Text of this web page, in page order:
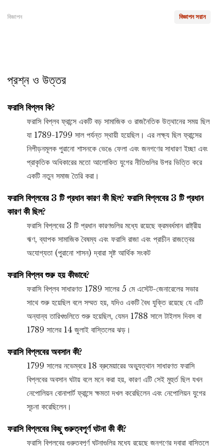
বিজ্ঞাপন সরান
বিজ্ঞাপন
প্রশ্ন ও উত্তর
ফরাসি বিপ্লব কি?
ফরাসি বিপ্লব ফ্রান্সে একটি বড় সামাজিক ও রাজনৈতিক উত্থানের সময় ছিল
যা 1789-1799 সাল পর্যন্ত স্থায়ী হয়েছিল। এর লক্ষ্য ছিল ফ্রান্সের
নিপীড়নমূলক পুরানো শাসনকে ভেঙে ফেলা এবং জনগণের সাধারণ ইচ্ছা এবং
প্রাকৃতিক অধিকারের মতো আলোকিত যুগের নীতিগুলির উপর ভিত্তি করে
একটি নতুন সমাজ তৈরি করা।
ফরাসি বিপ্লবের 3 টি প্রধান কারণ কী ছিল? ফরাসি বিপ্লবের 3 টি প্রধান
কারণ কী ছিল?
ফরাসি বিপ্লবের 3 টি প্রধান কারণগুলির মধ্যে রয়েছে ক্রমবর্ধমান রাষ্ট্রীয়
ঋণ, ব্যাপক সামাজিক বৈষম্য এবং ফরাসি রাজা এবং প্রাচীন রাজত্বের
অযোগ্যতা (পুরানো শাসন) দ্বারা সৃষ্ট আর্থিক সংকট
ফরাসি বিপ্লব শুরু হয় কীভাবে?
ফরাসি বিপ্লব সাধারণত 1789 সালের 5 মে এস্টেট-জেনারেলের সভার
সাথে শুরু হয়েছিল বলে সম্মত হয়, যদিও একটি বৈধ যুক্তি রয়েছে যে এটি
অন্যান্য তারিখগুলিতে শুরু হয়েছিল, যেমন 1788 সালে টাইলস দিবস বা
1789 সালের 14 জুলাই বাস্তিলের ঝড়।
ফরাসি বিপ্লবের অবসান কী?
1799 সালের নভেম্বরে 18 ব্রুমেয়ারের অভ্যুত্থান সাধারণত ফরাসি
বিপ্লবের অবসান ঘটায় বলে মনে করা হয়, কারণ এটি সেই মুহুর্ত ছিল যখন
নেপোলিয়ন বোনাপার্ট ফ্রান্সে ক্ষমতা দখল করেছিলেন এবং নেপোলিয়ন যুগের
সূচনা করেছিলেন।
ফরাসি বিপ্লবের কিছু গুরুত্বপূর্ণ ঘটনা কী কী?
ফরাসি বিপ্লবের গুরুত্বপূর্ণ ঘটনাগুলির মধ্যে রয়েছে জনগণের দ্বারা বাস্তিলে